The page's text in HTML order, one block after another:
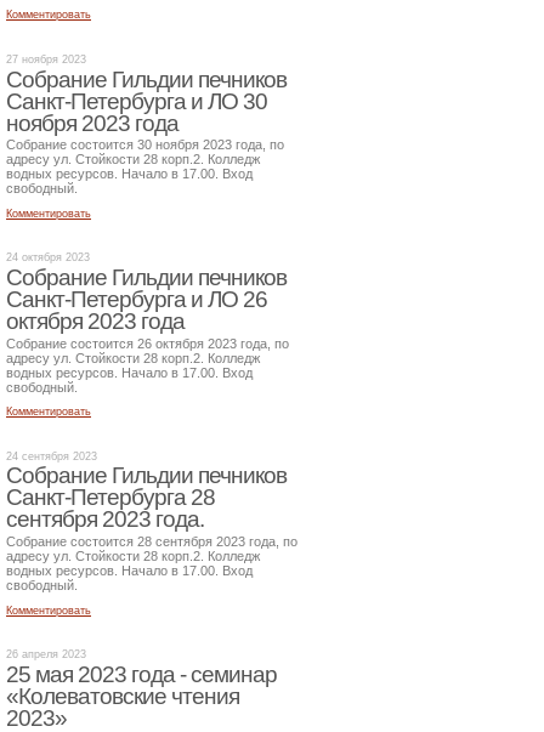
Комментировать
27 ноября 2023
Собрание Гильдии печников
Санкт-Петербурга и ЛО 30
ноября 2023 года
Собрание состоится 30 ноября 2023 года, по
адресу ул. Стойкости 28 корп.2. Колледж
водных ресурсов. Начало в 17.00. Вход
свободный.
Комментировать
24 октября 2023
Собрание Гильдии печников
Санкт-Петербурга и ЛО 26
октября 2023 года
Собрание состоится 26 октября 2023 года, по
адресу ул. Стойкости 28 корп.2. Колледж
водных ресурсов. Начало в 17.00. Вход
свободный.
Комментировать
24 сентября 2023
Собрание Гильдии печников
Санкт-Петербурга 28
сентября 2023 года.
Собрание состоится 28 сентября 2023 года, по
адресу ул. Стойкости 28 корп.2. Колледж
водных ресурсов. Начало в 17.00. Вход
свободный.
Комментировать
26 апреля 2023
25 мая 2023 года - семинар
«Колеватовские чтения
2023»